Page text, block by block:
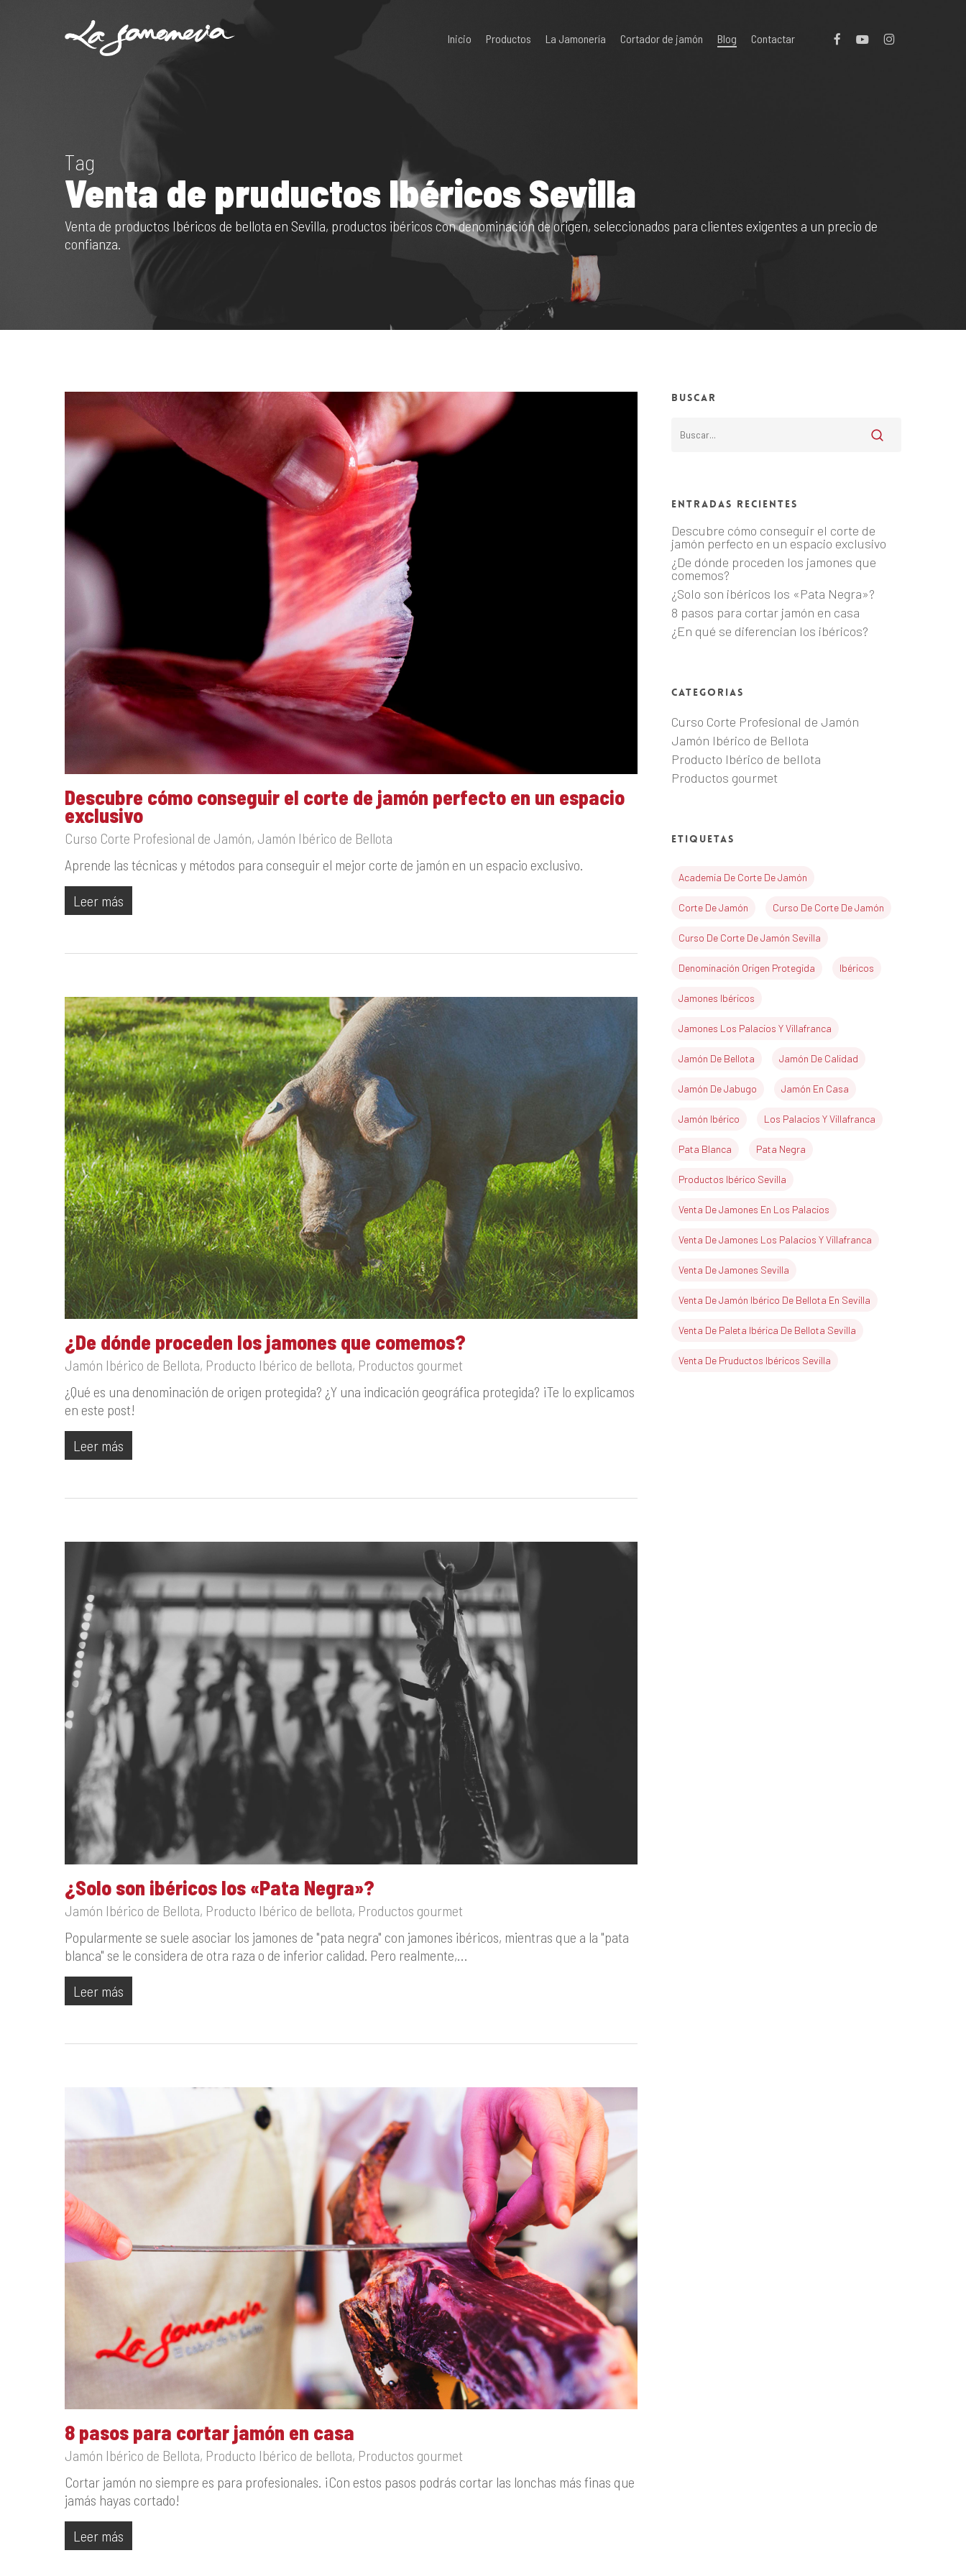
Inicio Productos La Jamonería Cortador de jamón Blog Contactar facebookyoutubeinstagram
Tag
Venta de pruductos Ibéricos Sevilla
Venta de productos Ibéricos de bellota en Sevilla, productos ibéricos con denominación de origen, seleccionados para clientes exigentes a un precio de
confianza.
Descubre cómo conseguir el corte de jamón perfecto en un espacio
exclusivo
Curso Corte Profesional de Jamón, Jamón Ibérico de Bellota
Aprende las técnicas y métodos para conseguir el mejor corte de jamón en un espacio exclusivo.
Leer más
¿De dónde proceden los jamones que comemos?
Jamón Ibérico de Bellota, Producto Ibérico de bellota, Productos gourmet
¿Qué es una denominación de origen protegida? ¿Y una indicación geográfica protegida? ¡Te lo explicamos
en este post!
Leer más
¿Solo son ibéricos los «Pata Negra»?
Jamón Ibérico de Bellota, Producto Ibérico de bellota, Productos gourmet
Popularmente se suele asociar los jamones de "pata negra" con jamones ibéricos, mientras que a la "pata
blanca" se le considera de otra raza o de inferior calidad. Pero realmente,…
Leer más
8 pasos para cortar jamón en casa
Jamón Ibérico de Bellota, Producto Ibérico de bellota, Productos gourmet
Cortar jamón no siempre es para profesionales. ¡Con estos pasos podrás cortar las lonchas más finas que
jamás hayas cortado!
Leer más
Buscar
Entradas recientes
Descubre cómo conseguir el corte de
jamón perfecto en un espacio exclusivo
¿De dónde proceden los jamones que
comemos?
¿Solo son ibéricos los «Pata Negra»?
8 pasos para cortar jamón en casa
¿En qué se diferencian los ibéricos?
Categorias
Curso Corte Profesional de Jamón
Jamón Ibérico de Bellota
Producto Ibérico de bellota
Productos gourmet
Etiquetas
Academia De Corte De Jamón
Corte De Jamón Curso De Corte De Jamón
Curso De Corte De Jamón Sevilla
Denominación Origen Protegida Ibéricos
Jamones Ibéricos
Jamones Los Palacios Y Villafranca
Jamón De Bellota Jamón De Calidad
Jamón De Jabugo Jamón En Casa
Jamón Ibérico Los Palacios Y Villafranca
Pata Blanca Pata Negra
Productos Ibérico Sevilla
Venta De Jamones En Los Palacios
Venta De Jamones Los Palacios Y Villafranca
Venta De Jamones Sevilla
Venta De Jamón Ibérico De Bellota En Sevilla
Venta De Paleta Ibérica De Bellota Sevilla
Venta De Pruductos Ibéricos Sevilla